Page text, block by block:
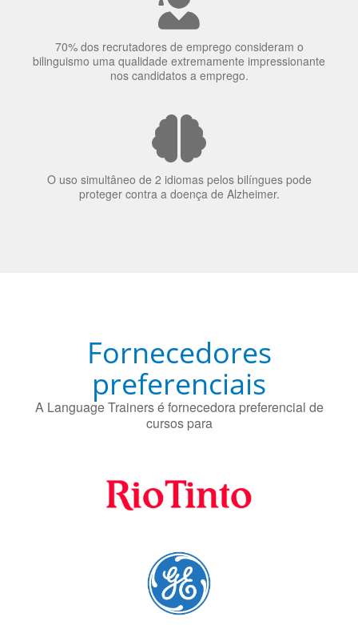
70% dos recrutadores de emprego consideram o
bilinguismo uma qualidade extremamente impressionante
nos candidatos a emprego.
O uso simultâneo de 2 idiomas pelos bilíngues pode
proteger contra a doença de Alzheimer.
Fornecedores
preferenciais
A Language Trainers é fornecedora preferencial de
cursos para